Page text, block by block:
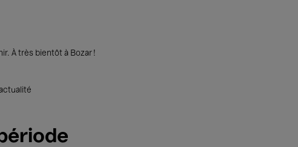
À très bientôt à Bozar !